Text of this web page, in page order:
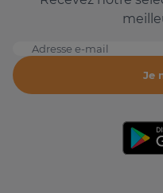
Adresse e-mail
Je